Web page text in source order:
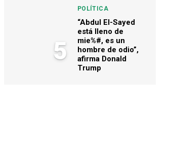
5
POLÍTICA
“Abdul El-Sayed
está lleno de
mie%#, es un
hombre de odio”,
afirma Donald
Trump